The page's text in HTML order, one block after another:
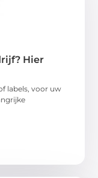
Hier
labels, voor uw